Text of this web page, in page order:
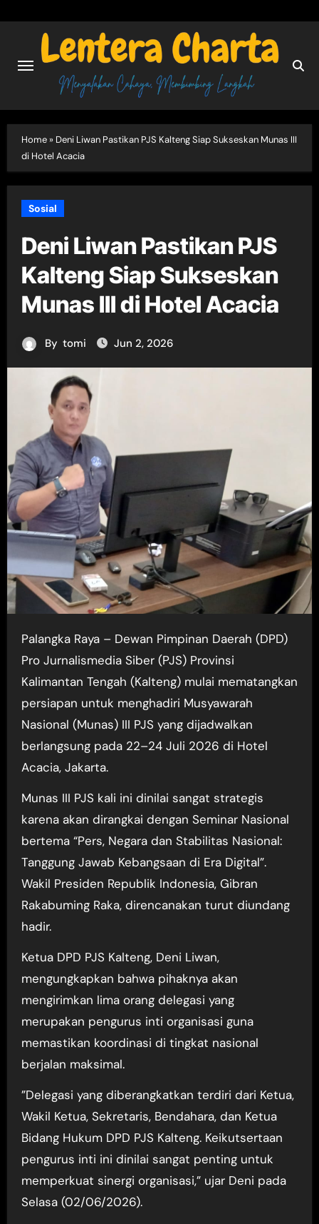
Home» Deni Liwan Pastikan PJS Kalteng Siap Sukseskan Munas III
di Hotel Acacia
Sosial
Deni Liwan Pastikan PJS
Kalteng Siap Sukseskan
Munas III di Hotel Acacia
By tomi Jun 2, 2026
Palangka Raya – Dewan Pimpinan Daerah (DPD)
Pro Jurnalismedia Siber (PJS) Provinsi
Kalimantan Tengah (Kalteng) mulai mematangkan
persiapan untuk menghadiri Musyawarah
Nasional (Munas) III PJS yang dijadwalkan
berlangsung pada 22–24 Juli 2026 di Hotel
Acacia, Jakarta.
Munas III PJS kali ini dinilai sangat strategis
karena akan dirangkai dengan Seminar Nasional
bertema “Pers, Negara dan Stabilitas Nasional:
Tanggung Jawab Kebangsaan di Era Digital”.
Wakil Presiden Republik Indonesia, Gibran
Rakabuming Raka, direncanakan turut diundang
hadir.
Ketua DPD PJS Kalteng, Deni Liwan,
mengungkapkan bahwa pihaknya akan
mengirimkan lima orang delegasi yang
merupakan pengurus inti organisasi guna
memastikan koordinasi di tingkat nasional
berjalan maksimal.
”Delegasi yang diberangkatkan terdiri dari Ketua,
Wakil Ketua, Sekretaris, Bendahara, dan Ketua
Bidang Hukum DPD PJS Kalteng. Keikutsertaan
pengurus inti ini dinilai sangat penting untuk
memperkuat sinergi organisasi,” ujar Deni pada
Selasa (02/06/2026).